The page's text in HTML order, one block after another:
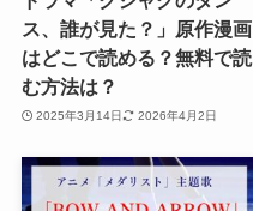
ス、誰が見た？」原作漫画
はどこで読める？無料で読
む方法は？
2025年3月14日 2026年4月2日